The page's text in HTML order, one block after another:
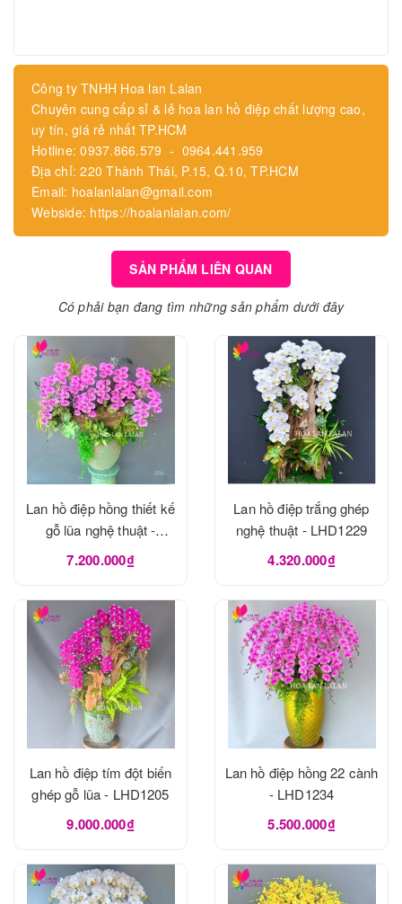
Công ty TNHH Hoa lan Lalan
Chuyên cung cấp sỉ & lẻ hoa lan hồ điệp chất lượng cao,
uy tín, giá rẻ nhất TP.HCM
Hotline: 0937.866.579 - 0964.441.959
Địa chỉ: 220 Thành Thái, P.15, Q.10, TP.HCM
Email: hoalanlalan@gmail.com
Webside: https://hoalanlalan.com/
SẢN PHẨM LIÊN QUAN
Có phải bạn đang tìm những sản phẩm dưới đây
Lan hồ điệp hồng thiết kế
gỗ lũa nghệ thuật -
LHD1273
7.200.000₫
Lan hồ điệp trắng ghép
nghệ thuật - LHD1229
4.320.000₫
Lan hồ điệp tím đột biến
ghép gỗ lũa - LHD1205
9.000.000₫
Lan hồ điệp hồng 22 cành
- LHD1234
5.500.000₫